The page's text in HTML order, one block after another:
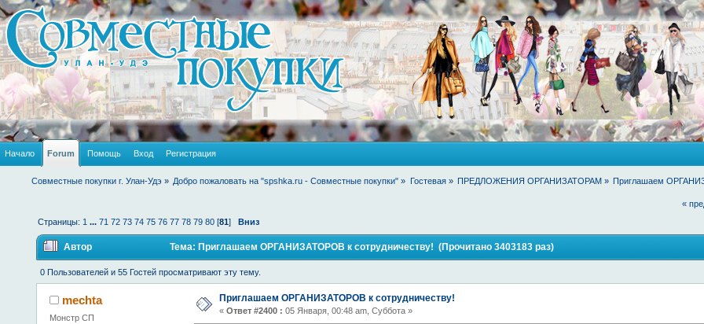
Начало Forum Помощь Вход Регистрация
Совместные покупки г. Улан-Удэ » Добро пожаловать на "spshka.ru - Совместные покупки" » Гостевая» ПРЕДЛОЖЕНИЯ ОРГАНИЗАТОРАМ » Приглашаем
«
Страницы: 1 ...71 72 73 74 75 76 77 78 79 80 [81]Вниз
Автор Тема: Приглашаем ОРГАНИЗАТОРОВ к сотрудничеству! (Прочитано 3403183 раз)
0 Пользователей и 55 Гостей просматривают эту тему.
mechta
Монстр СП
Приглашаем ОРГАНИЗАТОРОВ к сотрудничеству!
« Ответ #2400 : 05 Января, 00:48 am, Суббота »